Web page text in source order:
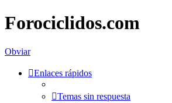
Forociclidos.com
Obviar
Enlaces rápidos
Temas sin respuesta